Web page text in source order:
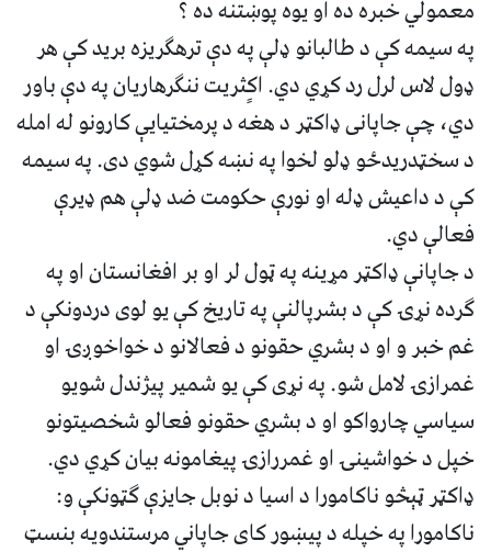
معمولي خبره ده او یوه پوښتنه ده ؟
په سیمه کې د طالبانو ډلې په دې ترهګریزه برید کې هر
ډول لاس لرل رد کړي‌ دي. اکٍثریت ننګرهاریان په دې باور
دي، چې جاپانی ډاکټر د هغه د پرمختیایې کارونو له امله
د سخټدریدځو ډلو لخوا په نښه کړل شوي دی. په سیمه
کې د داعیش ډله او نورې حکومت ضد ډلې هم ډیرې
فعالې دي.
د جاپانې ډاکټر مړینه په ټول لر او بر افغانستان او په
ګرده نړۍ کې د بشرپالنې په تاریخ کې یو لوی دردونکې د
غم خبر و او د بشري حقونو د فعالانو د خواخوږۍ او
غمرازۍ لامل شو. په نړی کې یو شمیر پیژندل شویو
سیاسي چارواکو او د بشري حقونو فعالو شخصیتونو
خپل د خواشینۍ او غمررازۍ پیغامونه بیان کړي دي.
ډاکټر ټېڅو ناکامورا د اسیا د نوبل جایزې ګټونکې و:
ناکامورا په خپله د پیښور کای جاپاني مرستندویه بنسټ